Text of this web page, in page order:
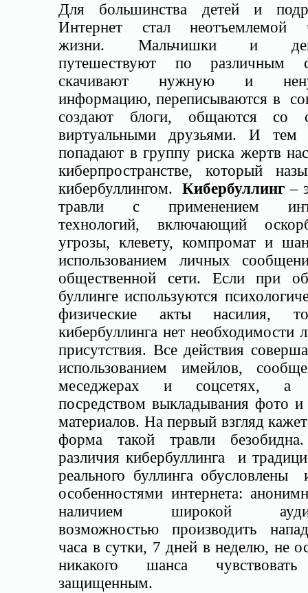
Для большинства детей и
Интернет стал неотъемлемой
жизни. Мальчишки и
путешествуют по различным
скачивают нужную и
информацию, переписываются в
создают блоги, общаются со
виртуальными друзьями. И тем
попадают в группу риска жертв
киберпространстве, который
кибербуллингом.Кибербуллинг –
травли с применением
технологий, включающий
угрозы, клевету, компромат и
использованием личных
общественной сети. Если при
буллинге используются
физические акты насилия,
кибербуллинга нет необходимости
присутствия. Все действия
использованием имейлов,
меседжерах и соцсетях, а
посредством выкладывания фото и
материалов. На первый взгляд
форма такой травли
различия кибербуллинга и
реального буллинга обусловлены
особенностями интернета:
наличием широкой
возможностью производить
часа в сутки, 7 дней в неделю, не
никакого шанса
защищенным.